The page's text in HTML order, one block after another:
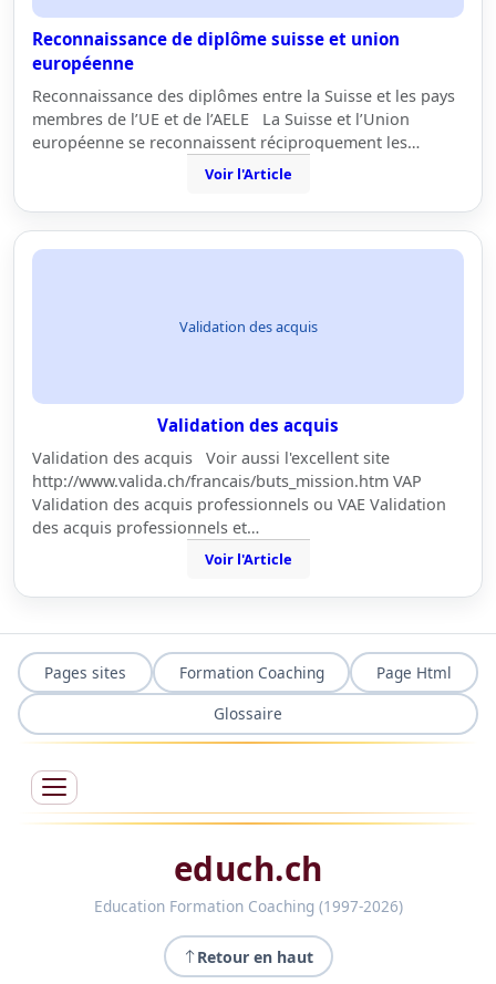
Reconnaissance de diplôme suisse et union
européenne
Reconnaissance des diplômes entre la Suisse et les pays
membres de l’UE et de l’AELE La Suisse et l’Union
européenne se reconnaissent réciproquement les…
Voir l'Article
Validation des acquis
Validation des acquis
Validation des acquis Voir aussi l'excellent site
http://www.valida.ch/francais/buts_mission.htm VAP
Validation des acquis professionnels ou VAE Validation
des acquis professionnels et…
Voir l'Article
Pages sites Formation Coaching
Page Html
Glossaire
educh.ch
Education Formation Coaching (1997-2026)
Retour en haut